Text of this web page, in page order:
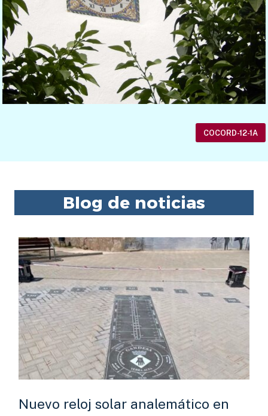
COCORD-12-1A
Blog de noticias
Nuevo reloj solar analemático en